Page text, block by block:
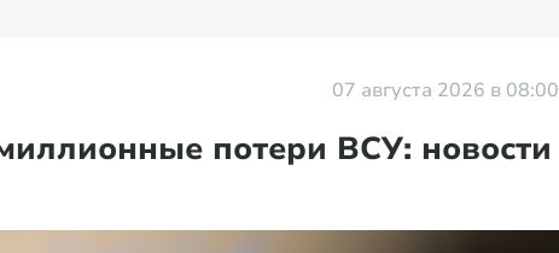
07 августа 2026 в 08:00
потери ВСУ: новости